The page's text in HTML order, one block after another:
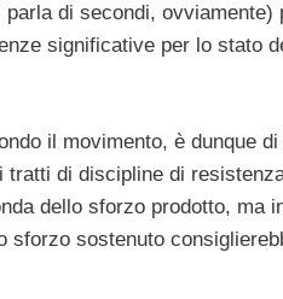
di secondi, ovviamente)
significative per lo stato
il movimento, è dunque
di discipline di
dello sforzo prodotto, ma
sforzo sostenuto